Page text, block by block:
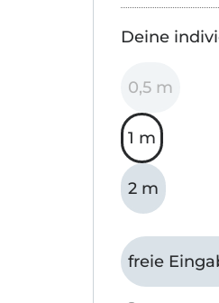
Deine
0,5 m
1 m
2 m
freie